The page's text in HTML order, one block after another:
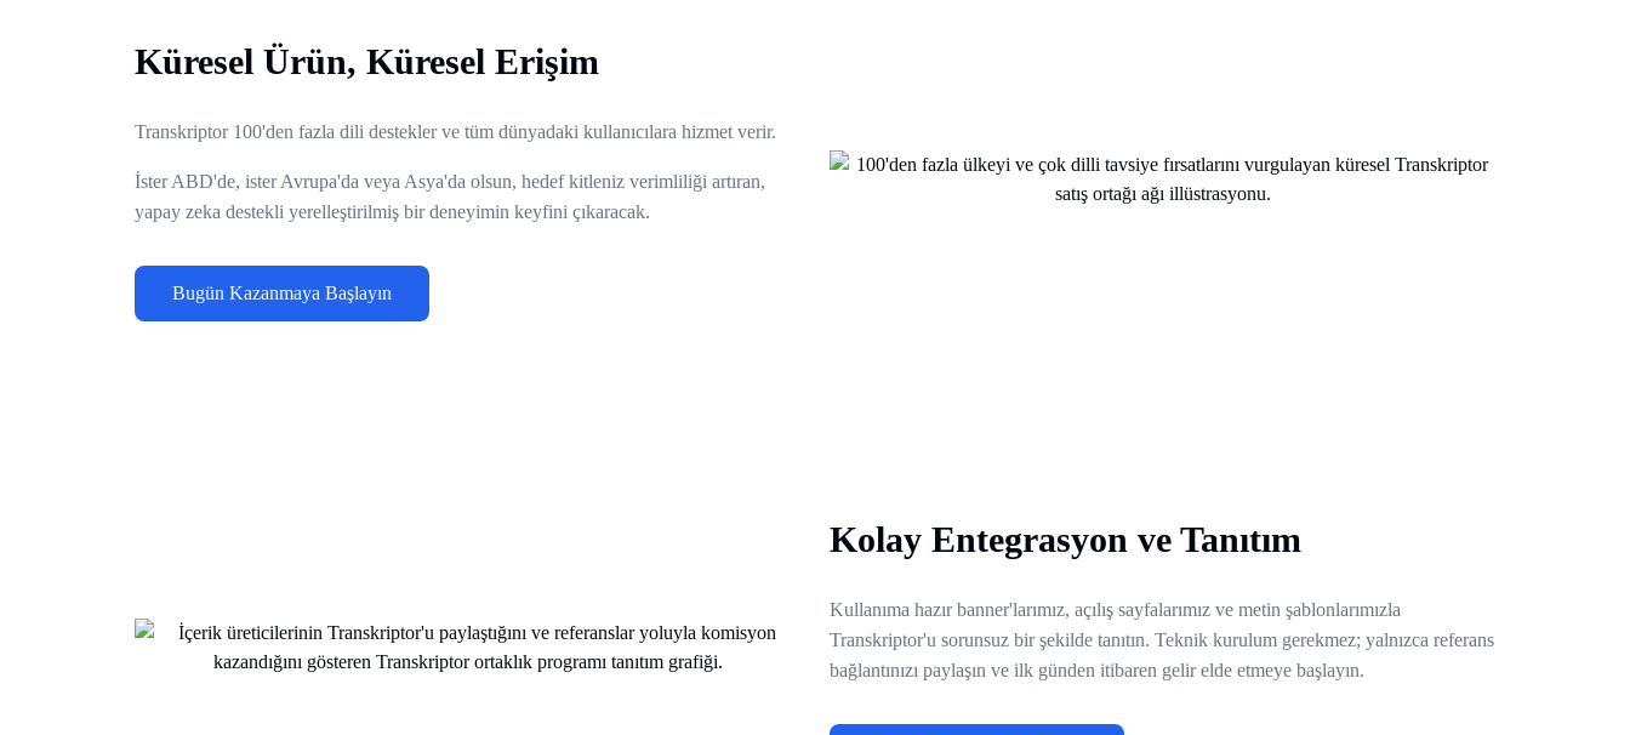
Küresel Ürün, Küresel Erişim
Transkriptor 100'den fazla dili destekler ve tüm dünyadaki kullanıcılara hizmet verir.
İster ABD'de, ister Avrupa'da veya Asya'da olsun, hedef kitleniz verimliliği artıran,
yapay zeka destekli yerelleştirilmiş bir deneyimin keyfini çıkaracak.
Bugün Kazanmaya Başlayın
Kolay Entegrasyon ve Tanıtım
Kullanıma hazır banner'larımız, açılış sayfalarımız ve metin şablonlarımızla
Transkriptor'u sorunsuz bir şekilde tanıtın. Teknik kurulum gerekmez; yalnızca referans
bağlantınızı paylaşın ve ilk günden itibaren gelir elde etmeye başlayın.